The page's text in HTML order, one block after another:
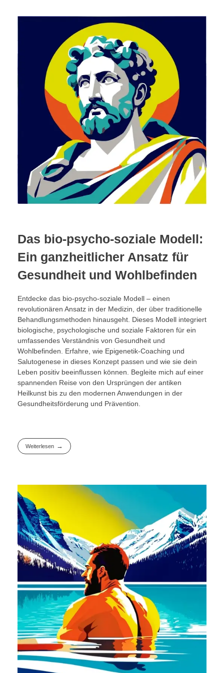
Das bio-psycho-soziale Modell:
Ein ganzheitlicher Ansatz für
Gesundheit und Wohlbefinden
Entdecke das bio-psycho-soziale Modell – einen
revolutionären Ansatz in der Medizin, der über traditionelle
Behandlungsmethoden hinausgeht. Dieses Modell integriert
biologische, psychologische und soziale Faktoren für ein
umfassendes Verständnis von Gesundheit und
Wohlbefinden. Erfahre, wie Epigenetik-Coaching und
Salutogenese in dieses Konzept passen und wie sie dein
Leben positiv beeinflussen können. Begleite mich auf einer
spannenden Reise von den Ursprüngen der antiken
Heilkunst bis zu den modernen Anwendungen in der
Gesundheitsförderung und Prävention.
Weiterlesen